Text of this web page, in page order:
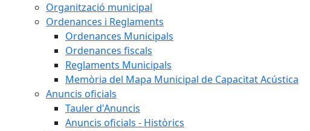
Organització municipal
Ordenances i Reglaments
Ordenances Municipals
Ordenances fiscals
Reglaments Municipals
Memòria del Mapa Municipal de Capacitat Acústica
Anuncis oficials
Tauler d'Anuncis
Anuncis oficials - Històrics